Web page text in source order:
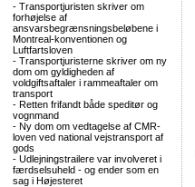
- Transportjuristen skriver om
forhøjelse af
ansvarsbegrænsningsbeløbene i
Montreal-konventionen og
Luftfartsloven
- Transportjuristerne skriver om ny
dom om gyldigheden af
voldgiftsaftaler i rammeaftaler om
transport
- Retten frifandt både speditør og
vognmand
- Ny dom om vedtagelse af CMR-
loven ved national vejstransport af
gods
- Udlejningstrailere var involveret i
færdselsuheld - og ender som en
sag i Højesteret